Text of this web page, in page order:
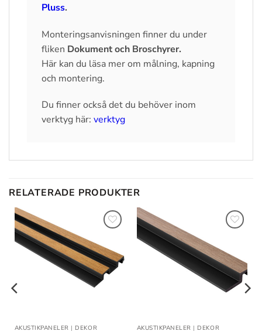
Pluss.
Monteringsanvisningen finner du under
fliken Dokument och Broschyrer.
Här kan du läsa mer om målning, kapning
och montering.
Du finner också det du behöver inom
verktyg här: verktyg
RELATERADE PRODUKTER
Lägg till
i
önskelistan
AKUSTIKPANELER | DEKOR
Lägg till
i
önskelistan
AKUSTIKPANELER | DEKOR